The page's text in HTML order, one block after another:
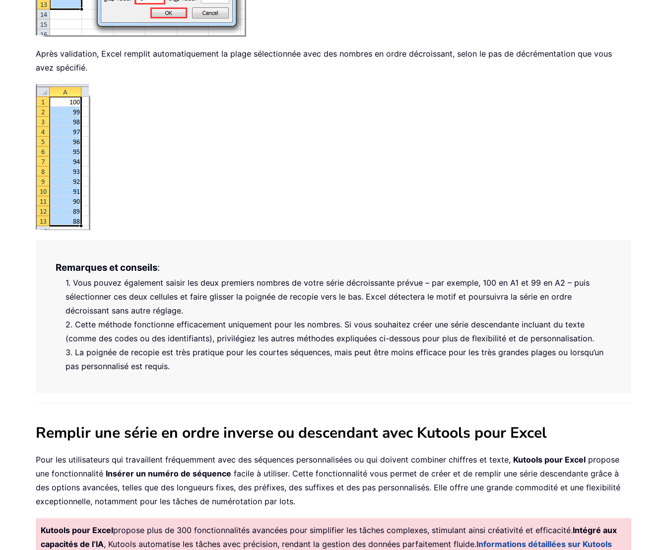
Après validation, Excel remplit automatiquement la plage sélectionnée avec des nombres en ordre décroissant, selon le pas de décrémentation que vous
avez spécifié.
Remarques et conseils:
1. Vous pouvez également saisir les deux premiers nombres de votre série décroissante prévue – par exemple, 100 en A1 et 99 en A2 – puis
sélectionner ces deux cellules et faire glisser la poignée de recopie vers le bas. Excel détectera le motif et poursuivra la série en ordre
décroissant sans autre réglage.
2. Cette méthode fonctionne efficacement uniquement pour les nombres. Si vous souhaitez créer une série descendante incluant du texte
(comme des codes ou des identifiants), privilégiez les autres méthodes expliquées ci-dessous pour plus de flexibilité et de personnalisation.
3. La poignée de recopie est très pratique pour les courtes séquences, mais peut être moins efficace pour les très grandes plages ou lorsqu’un
pas personnalisé est requis.
Remplir une série en ordre inverse ou descendant avec Kutools pour Excel
Pour les utilisateurs qui travaillent fréquemment avec des séquences personnalisées ou qui doivent combiner chiffres et texte, Kutools pour Excel propose
une fonctionnalité Insérer un numéro de séquence facile à utiliser. Cette fonctionnalité vous permet de créer et de remplir une série descendante grâce à
des options avancées, telles que des longueurs fixes, des préfixes, des suffixes et des pas personnalisés. Elle offre une grande commodité et une flexibilité
exceptionnelle, notamment pour les tâches de numérotation par lots.
Kutools pour Excelpropose plus de 300 fonctionnalités avancées pour simplifier les tâches complexes, stimulant ainsi créativité et efficacité.Intégré aux
capacités de l’IA, Kutools automatise les tâches avec précision, rendant la gestion des données parfaitement fluide.Informations détaillées sur Kutools